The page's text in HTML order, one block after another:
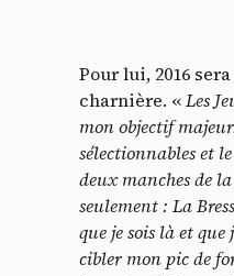
Pour lui, 2016
charnière. «Les
mon objectif
sélectionnables et
deux manches de
seulement : La
que je sois là et
cibler mon pic de